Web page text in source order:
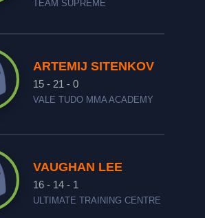
TEAM SUPREME
ARTEMIJ SITENKOV
15 - 21 - 0
VALE TUDO MMA ACADEMY
VAUGHAN LEE
16 - 14 - 1
ULTIMATE TRAINING CENTRE